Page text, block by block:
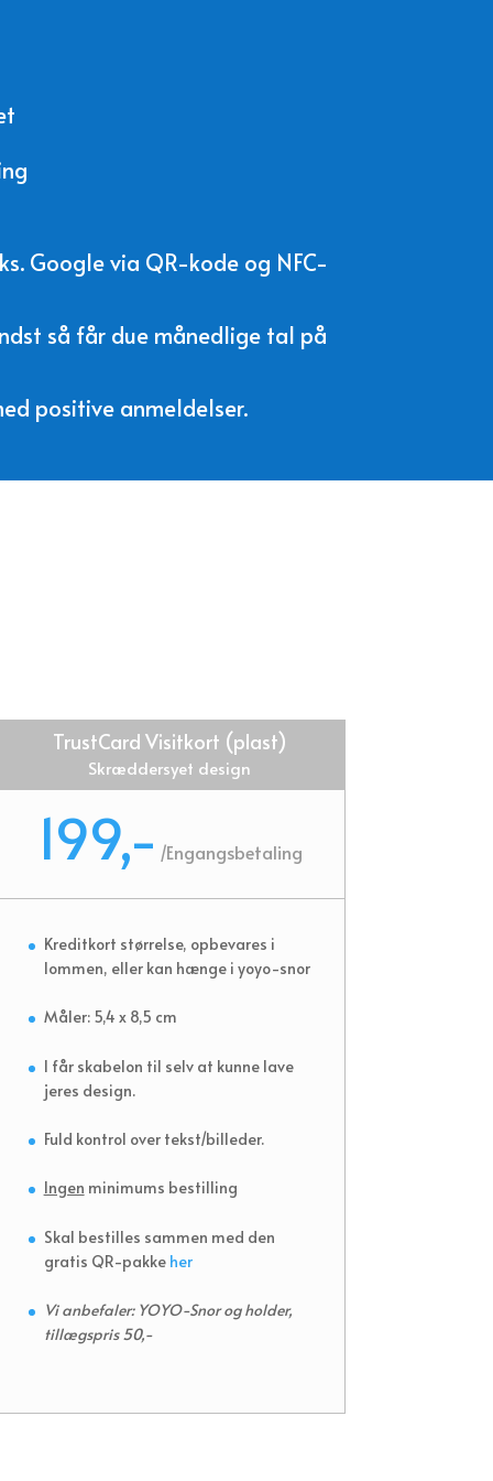
Google via QR-kode og NFC-
så får due månedlige tal på
positive anmeldelser.
TrustCard Visitkort (plast)
Skræddersyet design
199,- /Engangsbetaling
Kreditkort størrelse, opbevares i
lommen, eller kan hænge i yoyo-snor
Måler: 5,4 x 8,5 cm
I får skabelon til selv at kunne lave
jeres design.
Fuld kontrol over tekst/billeder.
Ingen minimums bestilling
Skal bestilles sammen med den
gratis QR-pakke her
Vi anbefaler: YOYO-Snor og holder,
tillægspris 50,-